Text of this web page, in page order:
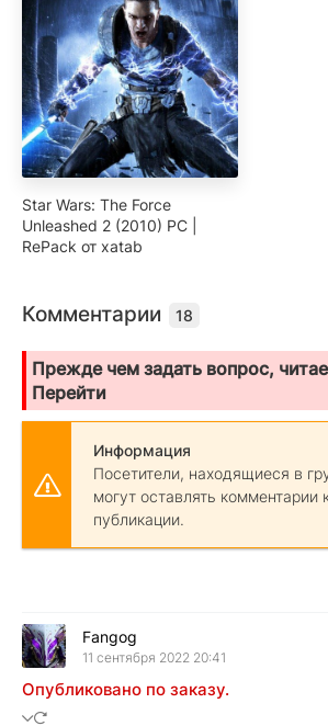
Star Wars: The Force
Unleashed 2 (2010) PC |
RePack от xatab
Комментарии 18
Прежде чем задать вопрос,
Перейти
Информация
Посетители, находящиеся в
могут оставлять комментарии
публикации.
Fangog
11 сентября 2022 20:41
Опубликовано по заказу.